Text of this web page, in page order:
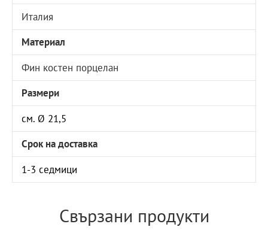
Италия
Материал
Фин костен порцелан
Размери
см. Ø 21,5
Срок на доставка
1-3 седмици
Свързани продукти